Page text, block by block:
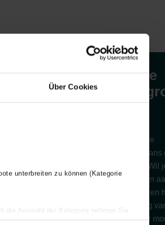
Über Cookies
unterbreiten zu können (Kategorie
Auswahl der Kategorie nehmen Sie
ruim 125
organisatie
Onze
Laten we
samen
gepassioneerde
binnenklimaatfans
Zehnder snel. Wil
bijdrage leveren
succesverhaal en
de ontwikkeling
innovaties voor